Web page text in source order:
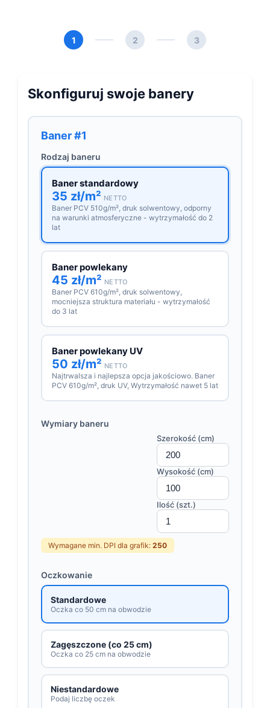
1 2 3
Skonfiguruj swoje banery
Baner #1
Rodzaj baneru
Baner standardowy
35 zł/m² NETTO
Baner PCV 510g/m², druk solwentowy, odporny
na warunki atmosferyczne - wytrzymałość do 2
lat
Baner powlekany
45 zł/m² NETTO
Baner PCV 610g/m², druk solwentowy,
mocniejsza struktura materiału - wytrzymałość
do 3 lat
Baner powlekany UV
50 zł/m² NETTO
Najtrwalsza i najlepsza opcja jakościowo. Baner
PCV 610g/m², druk UV, Wytrzymałość nawet 5 lat
Wymiary baneru
Szerokość (cm)
Wysokość (cm)
Ilość (szt.)
Wymagane min. DPI dla grafik: 250
Oczkowanie
Standardowe
Oczka co 50 cm na obwodzie
Zagęszczone (co 25 cm)
Oczka co 25 cm na obwodzie
Niestandardowe
Podaj liczbę oczek